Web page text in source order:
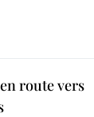
route vers